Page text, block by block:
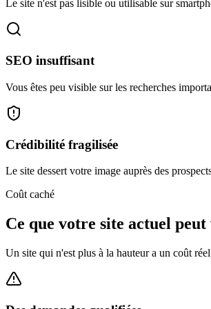
Le site n'est pas lisible ou utilisable sur
SEO insuffisant
Vous êtes peu visible sur les recherches
Crédibilité fragilisée
Le site dessert votre image auprès des
Coût caché
Ce que votre site actuel peut
Un site qui n'est plus à la hauteur a un coût